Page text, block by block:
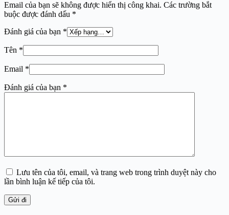
Email của bạn sẽ không được hiển thị công khai. Các trường bắt
buộc được đánh dấu *
Đánh giá của bạn *
Tên *
Email *
Đánh giá của bạn *
Lưu tên của tôi, email, và trang web trong trình duyệt này cho
lần bình luận kế tiếp của tôi.
Gửi đi